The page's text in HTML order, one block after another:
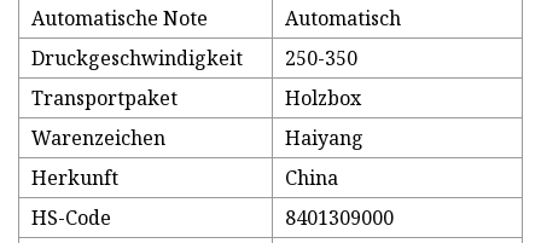
Automatische Note
Automatisch
Druckgeschwindigkeit
250-350
Transportpaket
Holzbox
Warenzeichen
Haiyang
Herkunft
China
HS-Code
8401309000